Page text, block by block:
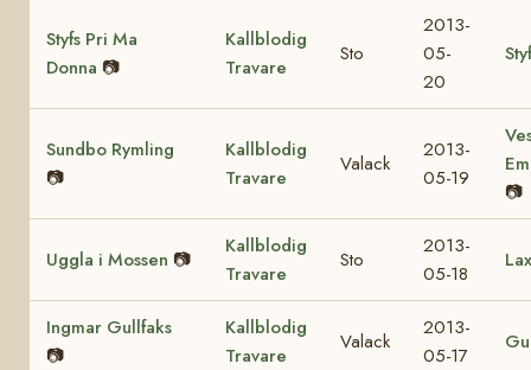
Styfs Pri Ma
Donna 📷
Kallblodig
Travare
Sto
2013-
05-
20
Sundbo Rymling
📷
Kallblodig
Travare
Valack
2013-
05-19
📷
Uggla i Mossen 📷
Kallblodig
Travare
Sto
2013-
05-18
Ingmar Gullfaks
📷
Kallblodig
Travare
Valack
2013-
05-17